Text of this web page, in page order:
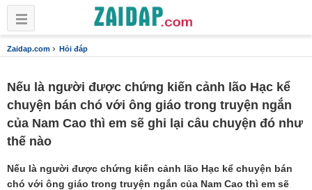
Zaidap.com › Hỏi đáp
Nếu là người được chứng kiến cảnh lão Hạc kể
chuyện bán chó với ông giáo trong truyện ngắn
của Nam Cao thì em sẽ ghi lại câu chuyện đó như
thế nào
Nếu là người được chứng kiến cảnh lão Hạc kể chuyện bán
chó với ông giáo trong truyện ngắn của Nam Cao thì em sẽ